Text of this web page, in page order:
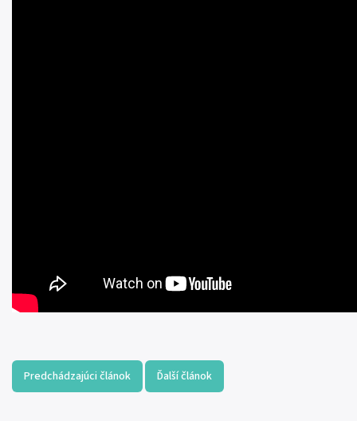
Predchádzajúci článok Ďalší článok